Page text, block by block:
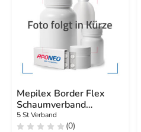
Mepilex Border Flex
Schaumverband
haft.15x19 cm oval
5 St Verband
(0)